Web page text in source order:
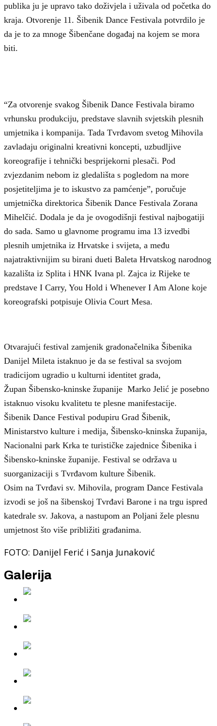
publika ju je upravo tako doživjela i uživala od početka do
kraja. Otvorenje 11. Šibenik Dance Festivala potvrdilo je
da je to za mnoge Šibenčane događaj na kojem se mora
biti.
“Za otvorenje svakog Šibenik Dance Festivala biramo
vrhunsku produkciju, predstave slavnih svjetskih plesnih
umjetnika i kompanija. Tada Tvrđavom svetog Mihovila
zavladaju originalni kreativni koncepti, uzbudljive
koreografije i tehnički besprijekorni plesači. Pod
zvjezdanim nebom iz gledališta s pogledom na more
posjetiteljima je to iskustvo za pamćenje”, poručuje
umjetnička direktorica Šibenik Dance Festivala Zorana
Mihelčić. Dodala je da je ovogodišnji festival najbogatiji
do sada. Samo u glavnome programu ima 13 izvedbi
plesnih umjetnika iz Hrvatske i svijeta, a među
najatraktivnijim su birani dueti Baleta Hrvatskog narodnog
kazališta iz Splita i HNK Ivana pl. Zajca iz Rijeke te
predstave I Carry, You Hold i Whenever I Am Alone koje
koreografski potpisuje Olivia Court Mesa.
Otvarajući festival zamjenik gradonačelnika Šibenika
Danijel Mileta istaknuo je da se festival sa svojom
tradicijom ugradio u kulturni identitet grada,
Župan Šibensko-kninske županije Marko Jelić je posebno
istaknuo visoku kvalitetu te plesne manifestacije.
Šibenik Dance Festival podupiru Grad Šibenik,
Ministarstvo kulture i medija, Šibensko-kninska županija,
Nacionalni park Krka te turističke zajednice Šibenika i
Šibensko-kninske županije. Festival se održava u
suorganizaciji s Tvrđavom kulture Šibenik.
Osim na Tvrđavi sv. Mihovila, program Dance Festivala
izvodi se još na šibenskoj Tvrđavi Barone i na trgu ispred
katedrale sv. Jakova, a nastupom an Poljani žele plesnu
umjetnost što više približiti građanima.
FOTO: Danijel Ferić i Sanja Junaković
Galerija